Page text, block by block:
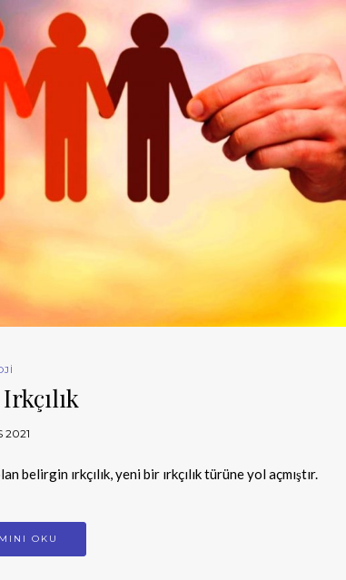
2021
belirgin ırkçılık, yeni bir ırkçılık türüne yol açmıştır.
OKU